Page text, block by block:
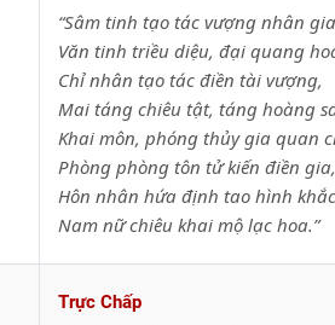
“Sâm tinh tạo tác vượng nhân
Văn tinh triều diệu, đại quang
Chỉ nhân tạo tác điền tài vượng,
Mai táng chiêu tật, táng hoàng
Khai môn, phóng thủy gia quan
Phòng phòng tôn tử kiến điền gia,
Hôn nhân hứa định tao hình
Nam nữ chiêu khai mộ lạc hoa.”
Trực Chấp